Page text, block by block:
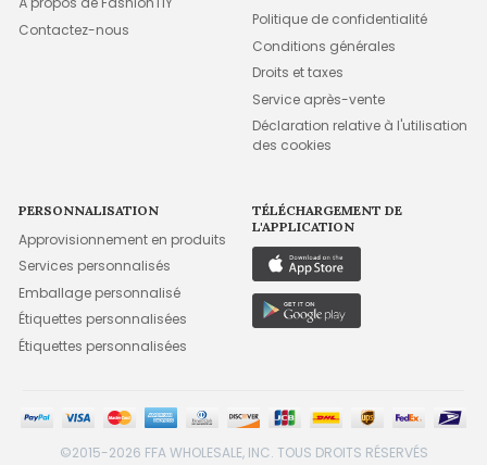
Contactez-nous
Politique de confidentialité
Conditions générales
Droits et taxes
Service après-vente
Déclaration relative à l'utilisation
des cookies
PERSONNALISATION
Approvisionnement en produits
Services personnalisés
Emballage personnalisé
Étiquettes personnalisées
Étiquettes personnalisées
TÉLÉCHARGEMENT DE
L'APPLICATION
©2015-2026 FFA WHOLESALE, INC. TOUS DROITS RÉSERVÉS